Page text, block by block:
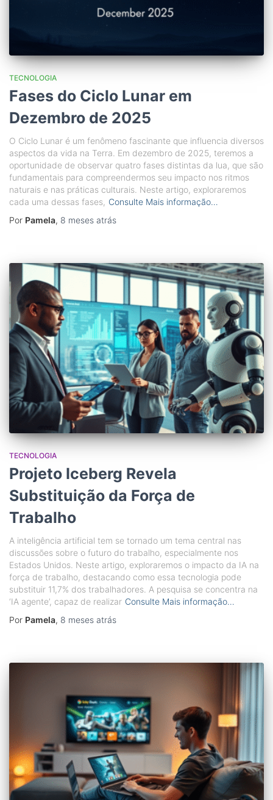
TECNOLOGIA
Fases do Ciclo Lunar em
Dezembro de 2025
O Ciclo Lunar é um fenômeno fascinante que influencia diversos
aspectos da vida na Terra. Em dezembro de 2025, teremos a
oportunidade de observar quatro fases distintas da lua, que são
fundamentais para compreendermos seu impacto nos ritmos
naturais e nas práticas culturais. Neste artigo, exploraremos
cada uma dessas fases, Consulte Mais informação…
Por Pamela, 8 meses atrás
TECNOLOGIA
Projeto Iceberg Revela
Substituição da Força de
Trabalho
A inteligência artificial tem se tornado um tema central nas
discussões sobre o futuro do trabalho, especialmente nos
Estados Unidos. Neste artigo, exploraremos o impacto da IA na
força de trabalho, destacando como essa tecnologia pode
substituir 11,7% dos trabalhadores. A pesquisa se concentra na
‘IA agente’, capaz de realizar Consulte Mais informação…
Por Pamela, 8 meses atrás